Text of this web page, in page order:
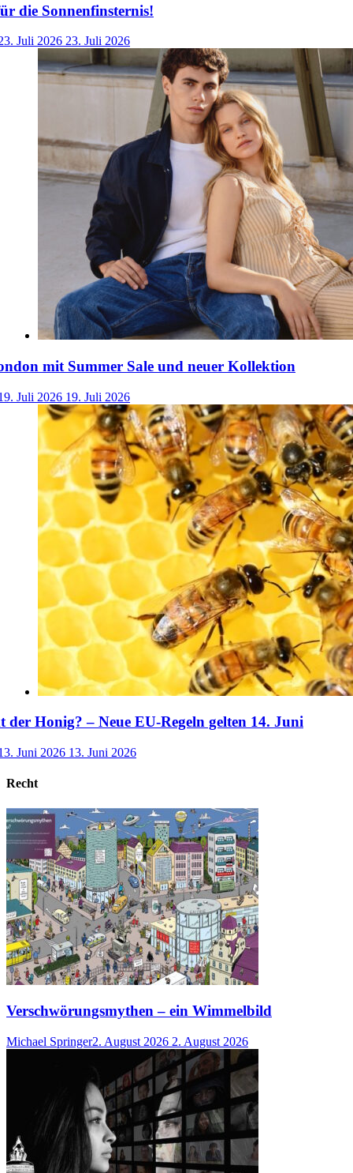
die Sonnenfinsternis!
Juli 2026 23. Juli 2026
mit Summer Sale und neuer Kollektion
Juli 2026 19. Juli 2026
der Honig? – Neue EU-Regeln gelten 14. Juni
Juni 2026 13. Juni 2026
Recht
Verschwörungsmythen – ein Wimmelbild
Michael Springer2. August 2026 2. August 2026